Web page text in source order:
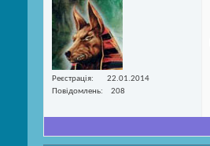
Реєстрація
22.01.2014
Повідомлень
208